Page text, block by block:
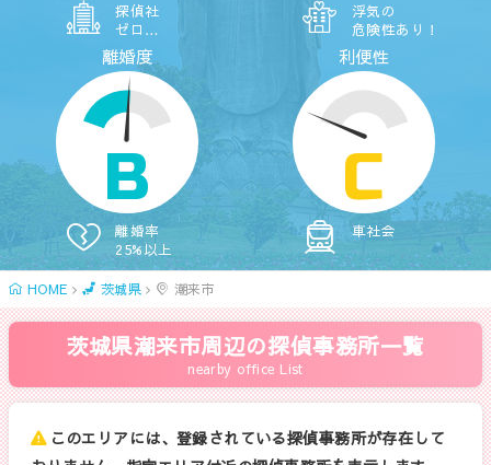
探偵社
ゼロ…
浮気の
危険性あり！
離婚度
B
離婚率
25%以上
利便性
C
車社会
HOME 茨城県 潮来市
茨城県潮来市周辺の探偵事務所一覧
nearby office List
このエリアには、登録されている探偵事務所が存在して